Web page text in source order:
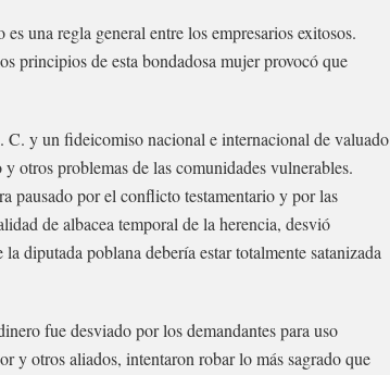
una regla general entre los empresarios exitosos.
principios de esta bondadosa mujer provocó que
y un fideicomiso nacional e internacional de valuado
otros problemas de las comunidades vulnerables.
pausado por el conflicto testamentario y por las
de albacea temporal de la herencia, desvió
diputada poblana debería estar totalmente satanizada
fue desviado por los demandantes para uso
y otros aliados, intentaron robar lo más sagrado que